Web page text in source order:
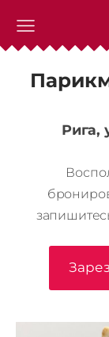
Рига,